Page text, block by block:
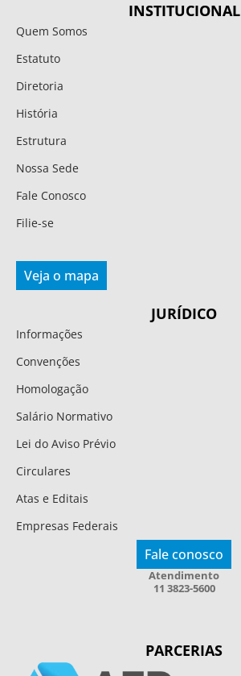
INSTITUCIONAL
Quem Somos
Estatuto
Diretoria
História
Estrutura
Nossa Sede
Fale Conosco
Filie-se
Veja o mapa
JURÍDICO
Informações
Convenções
Homologação
Salário Normativo
Lei do Aviso Prévio
Circulares
Atas e Editais
Empresas Federais
Fale conosco
Atendimento
11 3823-5600
PARCERIAS